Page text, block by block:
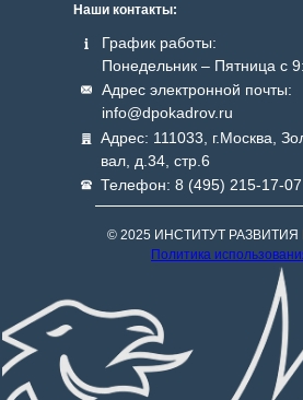
Наши контакты:
График работы:
Понедельник – Пятница с
Адрес: 111033, г.Москва,
вал, д.34, стр.6
Телефон: 8 (495) 215-17-07
© 2025 ИНСТИТУТ РАЗВИТИЯ
Политика
Адрес электронной почты:
info@dpokadrov.ru